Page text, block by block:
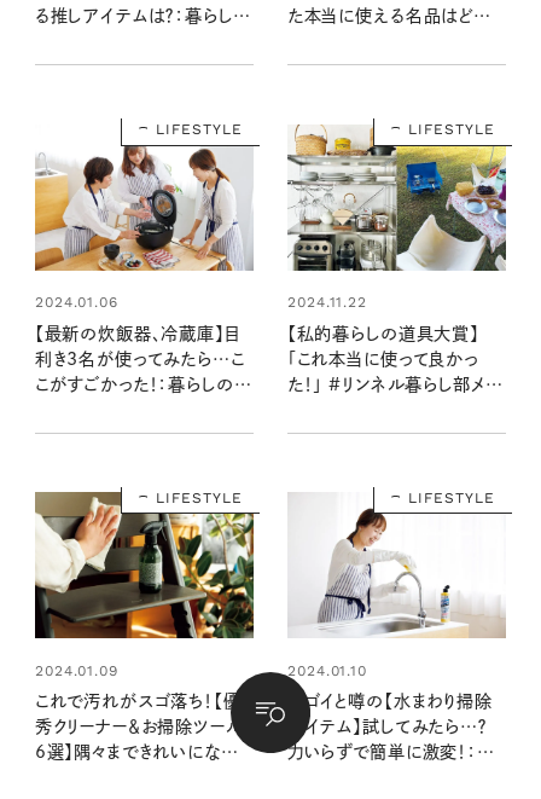
る推しアイテムは？：暮らしの
た本当に使える名品はどれ？
LIFESTYLE
2024.01.06
【最新の炊飯器、冷蔵庫】目
利き3名が使ってみたら…こ
こがすごかった！：暮らしの道
LIFESTYLE
2024.11.22
【私的暮らしの道具大賞】
「これ本当に使って良かっ
た！」 #リンネル暮らし部メン
アイテム
LIFESTYLE
2024.01.09
これで汚れがスゴ落ち！【優
秀クリーナー＆お掃除ツール
6選】隅々まできれいになる目
LIFESTYLE
2024.01.10
スゴイと噂の【水まわり掃除
アイテム】試してみたら…？
力いらずで簡単に激変！：暮